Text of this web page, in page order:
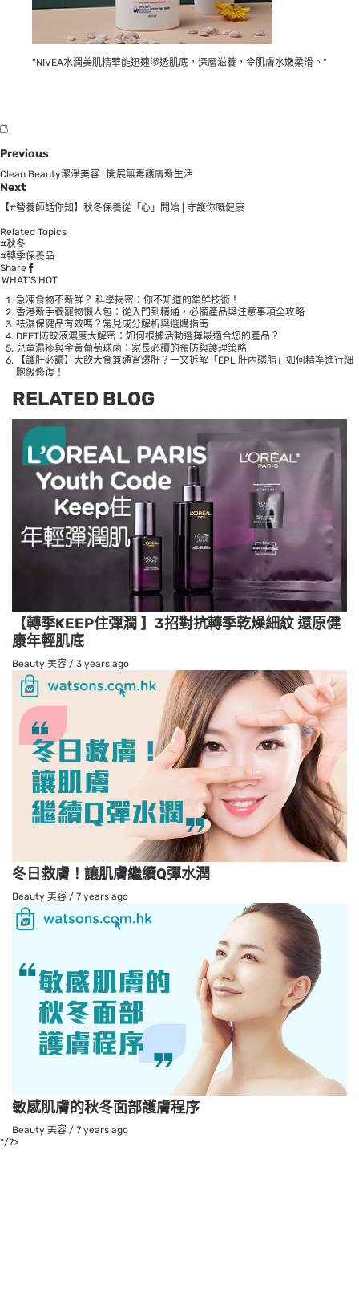
“NIVEA水潤美肌精華能迅速滲透肌底，深層滋養，令肌膚水嫩柔滑。”
Previous
Clean Beauty潔淨美容 : 開展無毒護膚新生活
Next
【#營養師話你知】秋冬保養從「心」開始 | 守護你嘅健康
Related Topics
#秋冬
#轉季保養品
Share
WHAT’S HOT
急凍食物不新鮮？ 科學揭密：你不知道的鎖鮮技術！
香港新手養寵物懶人包：從入門到精通，必備產品與注意事項全攻略
袪濕保健品有效嗎？常見成分解析與選購指南
DEET防蚊液濃度大解密：如何根據活動選擇最適合您的產品？
兒童濕疹與金黃葡萄球菌：家長必讀的預防與護理策略
【護肝必讀】大飲大食兼通宵爆肝？一文拆解「EPL 肝內磷脂」如何精準進行細
胞級修復！
RELATED BLOG
【轉季KEEP住彈潤 】3招對抗轉季乾燥細紋 還原健
康年輕肌底
Beauty 美容 / 3 years ago
冬日救膚！讓肌膚繼續Q彈水潤
Beauty 美容 / 7 years ago
敏感肌膚的秋冬面部護膚程序
Beauty 美容 / 7 years ago
*/?>